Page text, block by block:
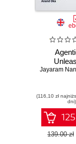
Jayaram
(116,10 zł
dni)
139.00 zł